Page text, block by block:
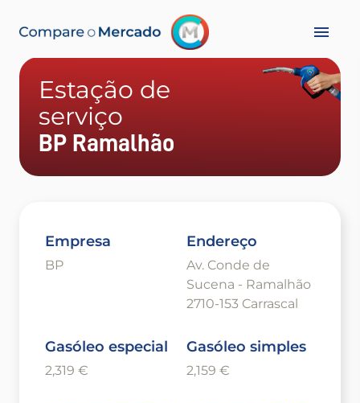
Estação de
serviço
BP Ramalhão
Empresa
BP
Endereço
Av. Conde de
Sucena - Ramalhão
2710-153 Carrascal
Gasóleo especial
2,319 €
Gasóleo simples
2,159 €